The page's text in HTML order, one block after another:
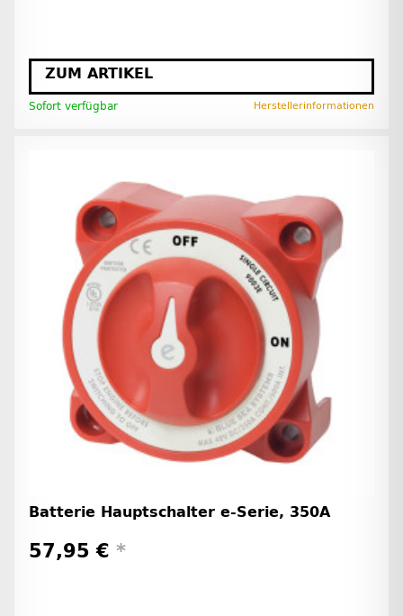
ZUM ARTIKEL
Sofort verfügbar Herstellerinformationen
Batterie Hauptschalter e-Serie, 350A
57,95 € *